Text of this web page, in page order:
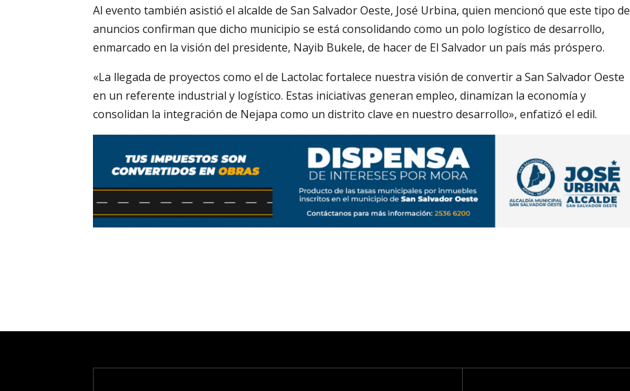
Al evento también asistió el alcalde de San Salvador Oeste, José Urbina, quien mencionó que este tipo de
anuncios confirman que dicho municipio se está consolidando como un polo logístico de desarrollo,
enmarcado en la visión del presidente, Nayib Bukele, de hacer de El Salvador un país más próspero.
«La llegada de proyectos como el de Lactolac fortalece nuestra visión de convertir a San Salvador Oeste
en un referente industrial y logístico. Estas iniciativas generan empleo, dinamizan la economía y
consolidan la integración de Nejapa como un distrito clave en nuestro desarrollo», enfatizó el edil.